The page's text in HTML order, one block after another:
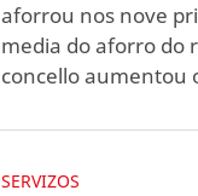
aforrou nos nove
media do aforro do
concello aumentou
SERVIZOS